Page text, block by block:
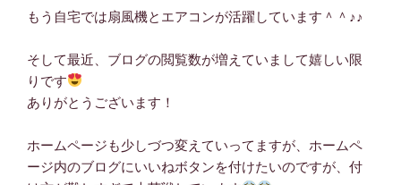
もう自宅では扇風機とエアコンが活躍しています＾＾♪♪
そして最近、ブログの閲覧数が増えていまして嬉しい限
りです
ありがとうございます！
ホームページも少しづつ変えていってますが、ホームペ
ージ内のブログにいいねボタンを付けたいのですが、付